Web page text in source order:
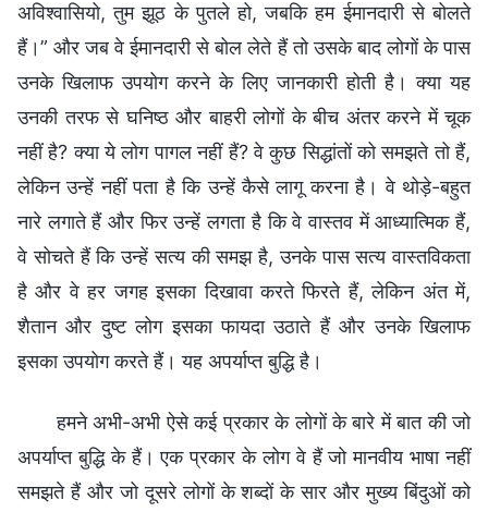
अविश्वासियो, तुम झूठ के पुतले हो, जबकि हम ईमानदारी से बोलते
हैं।” और जब वे ईमानदारी से बोल लेते हैं तो उसके बाद लोगों के पास
उनके खिलाफ उपयोग करने के लिए जानकारी होती है। क्या यह
उनकी तरफ से घनिष्ठ और बाहरी लोगों के बीच अंतर करने में चूक
नहीं है? क्या ये लोग पागल नहीं हैं? वे कुछ सिद्धांतों को समझते तो हैं,
लेकिन उन्हें नहीं पता है कि उन्हें कैसे लागू करना है। वे थोड़े-बहुत
नारे लगाते हैं और फिर उन्हें लगता है कि वे वास्तव में आध्यात्मिक हैं,
वे सोचते हैं कि उन्हें सत्य की समझ है, उनके पास सत्य वास्तविकता
है और वे हर जगह इसका दिखावा करते फिरते हैं, लेकिन अंत में,
शैतान और दुष्ट लोग इसका फायदा उठाते हैं और उनके खिलाफ
इसका उपयोग करते हैं। यह अपर्याप्त बुद्धि है।
हमने अभी-अभी ऐसे कई प्रकार के लोगों के बारे में बात की जो
अपर्याप्त बुद्धि के हैं। एक प्रकार के लोग वे हैं जो मानवीय भाषा नहीं
समझते हैं और जो दूसरे लोगों के शब्दों के सार और मुख्य बिंदुओं को